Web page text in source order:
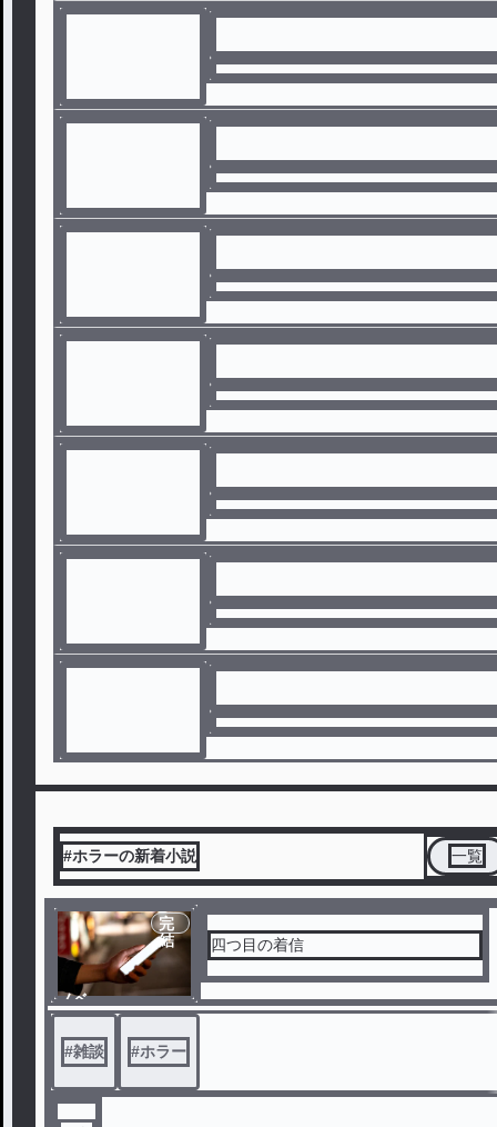
#ホラーの新着小説 一覧
ノベ
ル
完
結
四つ目の着信
#雑談 #ホラー